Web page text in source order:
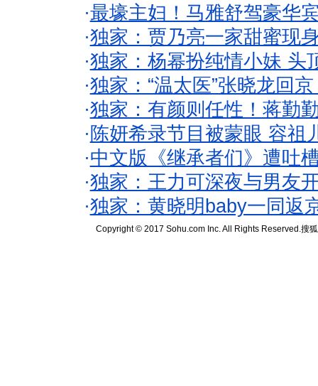
·最壕主妇！马雅舒驾豪华
·独家：贾乃亮一家甜蜜现
·独家：杨幂扮纯情小妹 头
·独家：“温太医”张晓龙回
·独家：有颜则任性！蒋勤
· 陈妍希录节目被蒙眼 容祖
·中文版《继承者们》遭吐
·独家：王力可深夜与男友
·独家：黄晓明baby一同返
Copyright © 2017 Sohu.com Inc. All Rights Reserved.搜